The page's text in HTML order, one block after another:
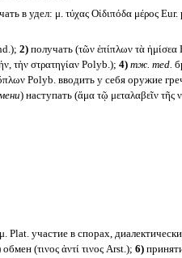
в удел: μ. τύχας Οἰδιπόδα μέρος
2)получать (τῶν ἐπίπλων τὰ
τὴν στρατηγίαν Polyb.); 4) тж. med.
Polyb. вводить у себя оружие
) наступать (ἄμα τῷ μεταλαβεῖν τῆς
Plat. участие в спорах,
обмен (τινος ἀντί τινος Arst.); 6)